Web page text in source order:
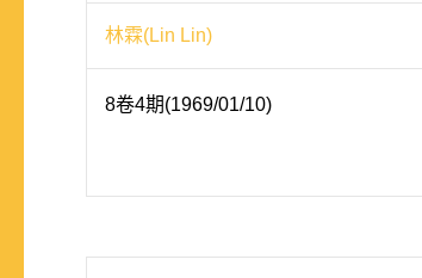
林霖(Lin Lin)
8卷4期(1969/01/10)